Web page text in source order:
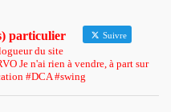
particulier Suivre
du site
Je n'ai rien à vendre, à part sur
#DCA #swing